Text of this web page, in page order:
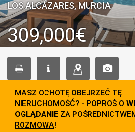
LOS ALCÁZARES, MURCIA
309,000€
MASZ OCHOTĘ OBEJRZEĆ TĘ
NIERUCHOMOŚĆ? - POPROŚ O
OGLĄDANIE ZA
ROZMOWA!